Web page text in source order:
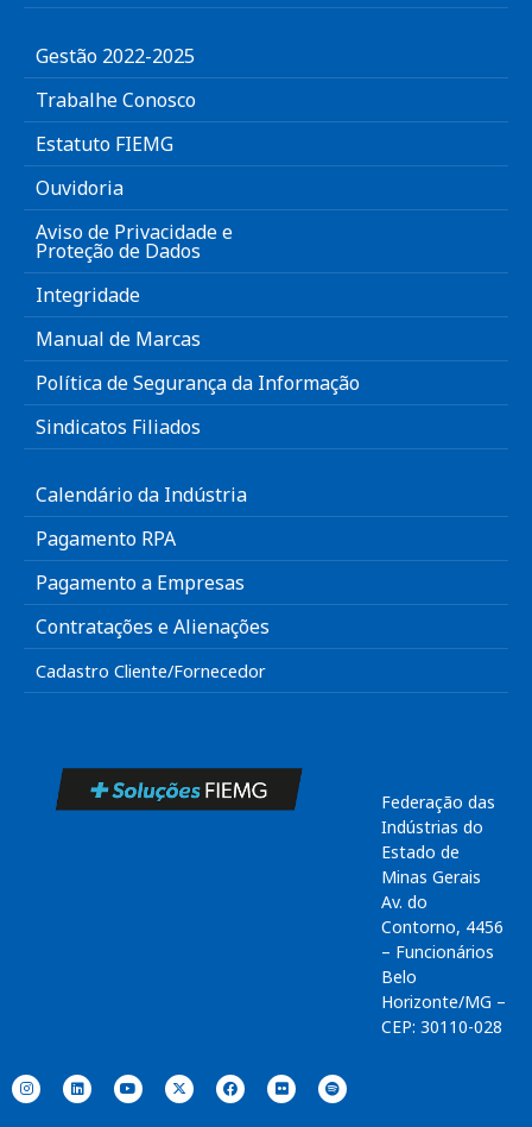
Gestão 2022-2025
Trabalhe Conosco
Estatuto FIEMG
Ouvidoria
Aviso de Privacidade e
Proteção de Dados
Integridade
Manual de Marcas
Política de Segurança da Informação
Sindicatos Filiados
Calendário da Indústria
Pagamento RPA
Pagamento a Empresas
Contratações e Alienações
Cadastro Cliente/Fornecedor
Federação das
Indústrias do
Estado de
Minas Gerais
Av. do
Contorno, 4456
– Funcionários
Belo
Horizonte/MG –
CEP: 30110-028